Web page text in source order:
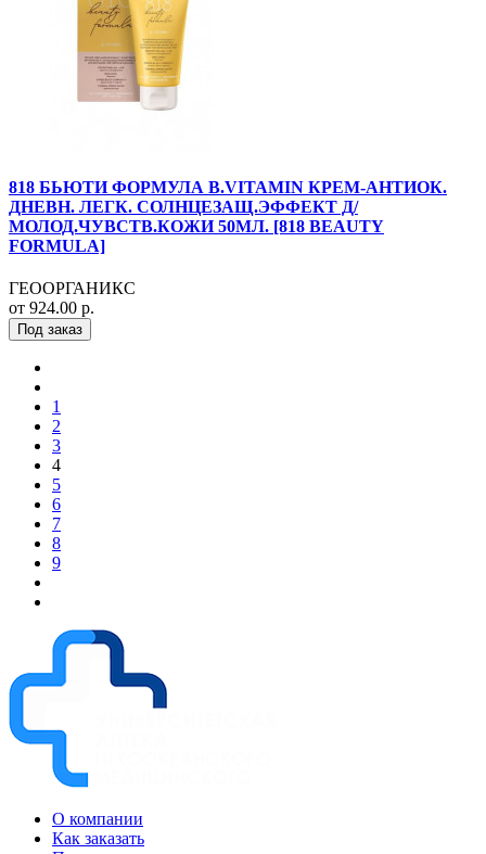
818 БЬЮТИ ФОРМУЛА B.VITAMIN КРЕМ-АНТИОК.
ДНЕВН. ЛЕГК. СОЛНЦЕЗАЩ.ЭФФЕКТ Д/
МОЛОД.ЧУВСТВ.КОЖИ 50МЛ. [818 BEAUTY
FORMULA]
ГЕООРГАНИКС
от 924.00 р.
Под заказ
1
2
3
4
5
6
7
8
9
О компании
Как заказать